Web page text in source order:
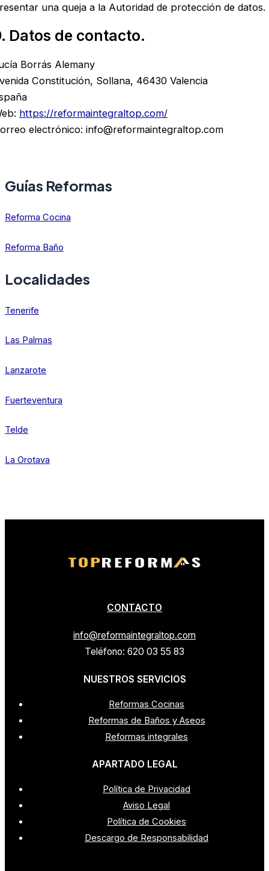
una queja a la Autoridad de protección de datos.
Datos de contacto.
Borrás Alemany
Constitución, Sollana, 46430 Valencia
https://reformaintegraltop.com/
electrónico: info@reformaintegraltop.com
Guías Reformas
Reforma Cocina
Reforma Baño
Localidades
Tenerife
Las Palmas
Lanzarote
Fuerteventura
Telde
La Orotava
CONTACTO
info@reformaintegraltop.com
Teléfono: 620 03 55 83
NUESTROS SERVICIOS
Reformas Cocinas
Reformas de Baños y Aseos
Reformas integrales
APARTADO LEGAL
Política de Privacidad
Aviso Legal
Política de Cookies
Descargo de Responsabilidad